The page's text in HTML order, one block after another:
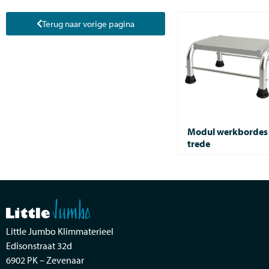
Terug naar vorige pagina
Modul werkbordes
trede
Little Jumbo Klimmaterieel
Edisonstraat 32d
6902 PK – Zevenaar